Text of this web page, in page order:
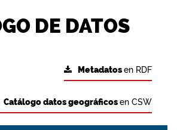
DE DATOS
Metadatosen RDF
Catálogo datos geográficosen CSW